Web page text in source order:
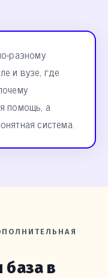
разному
и вузе, где
помощь, а
система.
в